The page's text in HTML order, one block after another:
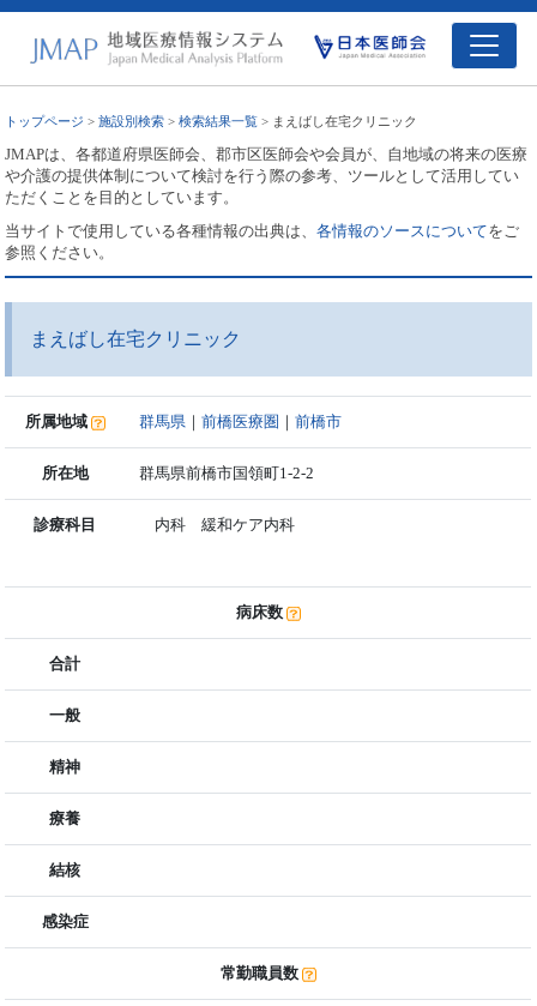
トップページ >施設別検索 >検索結果一覧 > まえばし在宅クリニック
JMAPは、各都道府県医師会、郡市区医師会や会員が、自地域の将来の医療
や介護の提供体制について検討を行う際の参考、ツールとして活用してい
ただくことを目的としています。
当サイトで使用している各種情報の出典は、各情報のソースについてをご
参照ください。
まえばし在宅クリニック
所属地域 群馬県 ｜前橋医療圏 ｜前橋市
所在地 群馬県前橋市国領町1-2-2
診療科目 内科 緩和ケア内科
病床数
合計
一般
精神
療養
結核
感染症
常勤職員数